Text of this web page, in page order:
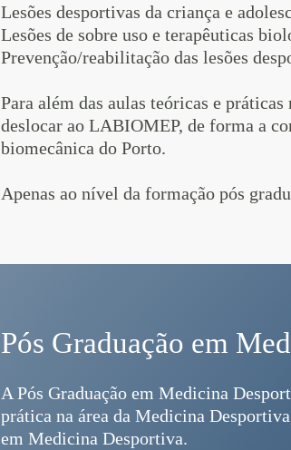
Lesões desportivas da criança e
Lesões de sobre uso e terapêuticas
Prevenção/reabilitação das lesões
Para além das aulas teóricas e
deslocar ao LABIOMEP, de forma a
biomecânica do Porto.
Apenas ao nível da formação pós
Pós Graduação em
A Pós Graduação em Medicina
prática na área da Medicina
em Medicina Desportiva.